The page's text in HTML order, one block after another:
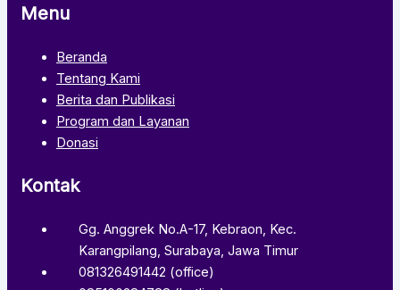
Menu
Beranda
Tentang Kami
Berita dan Publikasi
Program dan Layanan
Donasi
Kontak
Gg. Anggrek No.A-17, Kebraon, Kec.
Karangpilang, Surabaya, Jawa Timur
081326491442 (office)